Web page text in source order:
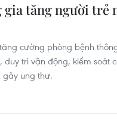
gia tăng người trẻ
cường phòng bệnh
duy trì vận động, kiểm soát
gây ung thư.